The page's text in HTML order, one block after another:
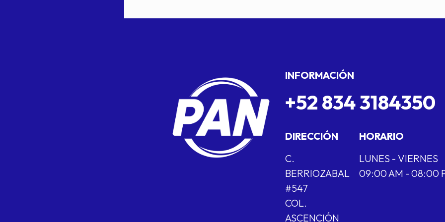
INFORMACIÓN
+52 834 3184350
DIRECCIÓN
C.
BERRIOZABAL
#547
COL.
ASCENCIÓN
HORARIO
LUNES - VIERNES
09:00 AM - 08:00